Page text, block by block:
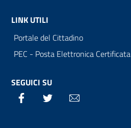
LINK UTILI
Portale del Cittadino
PEC - Posta Elettronica Certificata
SEGUICI SU
Facebook Twitter